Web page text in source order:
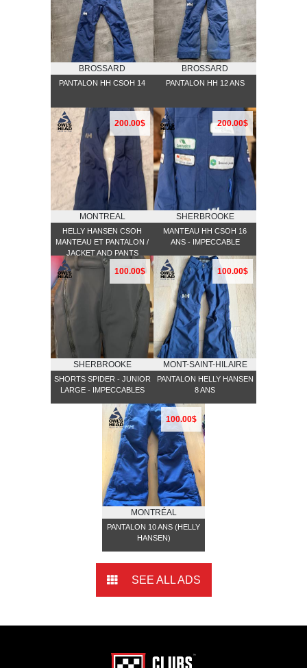
BROSSARD
PANTALON HH CSOH 14
BROSSARD
PANTALON HH 12 ANS
200.00$
MONTREAL
HELLY HANSEN CSOH
MANTEAU ET PANTALON /
JACKET AND PANTS
200.00$
SHERBROOKE
MANTEAU HH CSOH 16
ANS - IMPECCABLE
100.00$
SHERBROOKE
SHORTS SPIDER - JUNIOR
LARGE - IMPECCABLES
100.00$
MONT-SAINT-HILAIRE
PANTALON HELLY HANSEN
8 ANS
100.00$
MONTRÉAL
PANTALON 10 ANS (HELLY
HANSEN)
SEE ALL ADS